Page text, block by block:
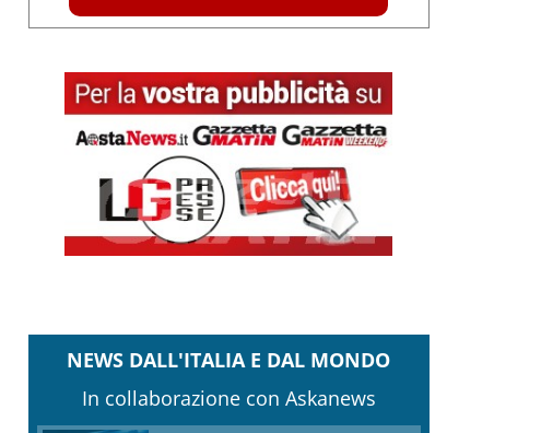
NEWS DALL'ITALIA E DAL MONDO
In collaborazione con Askanews